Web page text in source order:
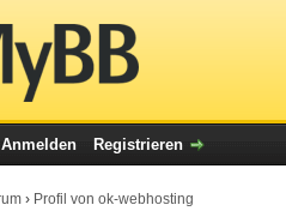
Anmelden Registrieren
› Profil von ok-webhosting